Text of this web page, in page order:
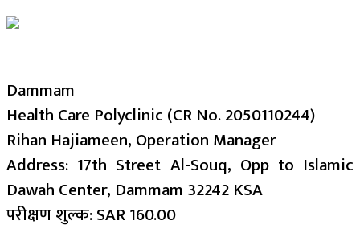
Dammam
Health Care Polyclinic (CR No. 2050110244)
Rihan Hajiameen, Operation Manager
Address: 17th Street Al-Souq, Opp to Islamic
Dawah Center, Dammam 32242 KSA
परीक्षण शुल्क: SAR 160.00